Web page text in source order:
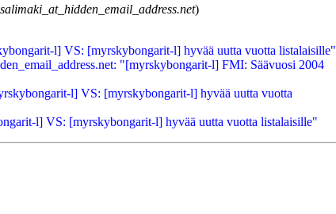
)
l] VS: [myrskybongarit-l] hyvää uutta vuotta listalaisille"
"[myrskybongarit-l] FMI: Säävuosi 2004
l] VS: [myrskybongarit-l] hyvää uutta vuotta
l] VS: [myrskybongarit-l] hyvää uutta vuotta listalaisille"